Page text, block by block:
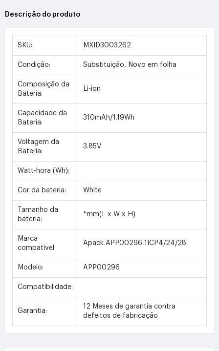
Descrição do produto
SKU: MXID3003262
Condição: Substituição, Novo em folha
Composição da
Bateria:
Li-ion
Capacidade da
Bateria:
310mAh/1.19Wh
Voltagem da
Bateria:
3.85V
Watt-hora (Wh):
Cor da bateria: White
Tamanho da
bateria:
*mm(L x W x H)
Marca
compatível:
Apack APP00296 1ICP4/24/28
Modelo: APP00296
Compatibilidade:
Garantia:
12 Meses de garantia contra
defeitos de fabricação